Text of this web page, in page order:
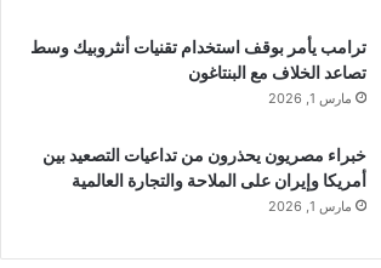
ترامب يأمر بوقف استخدام تقنيات أنثروبيك وسط
تصاعد الخلاف مع البنتاغون
مارس 1, 2026
خبراء مصريون يحذرون من تداعيات التصعيد بين
أمريكا وإيران على الملاحة والتجارة العالمية
مارس 1, 2026